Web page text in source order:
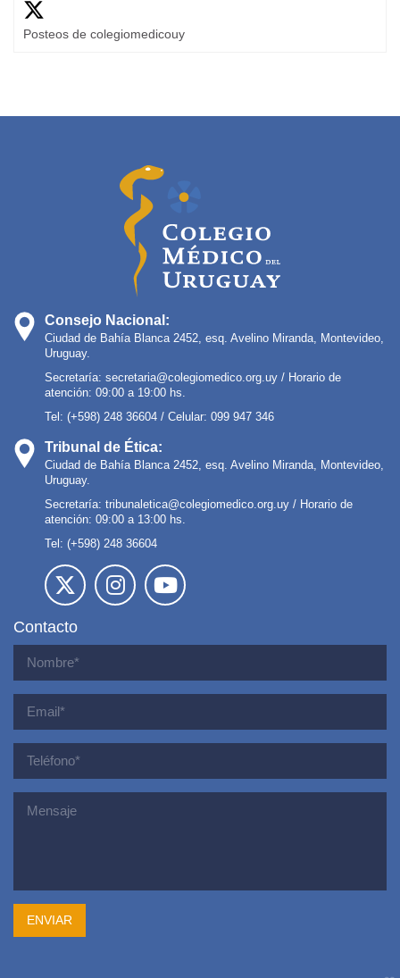
Posteos de colegiomedicouy
Consejo Nacional:
Ciudad de Bahía Blanca 2452, esq. Avelino Miranda, Montevideo,
Uruguay.
Secretaría: secretaria@colegiomedico.org.uy / Horario de
atención: 09:00 a 19:00 hs.
Tel: (+598) 248 36604 / Celular: 099 947 346
Tribunal de Ética:
Ciudad de Bahía Blanca 2452, esq. Avelino Miranda, Montevideo,
Uruguay.
Secretaría: tribunaletica@colegiomedico.org.uy / Horario de
atención: 09:00 a 13:00 hs.
Tel: (+598) 248 36604
Contacto